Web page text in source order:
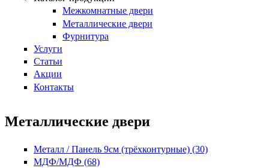
Межкомнатные двери
Металлические двери
Фурнитура
Услуги
Статьи
Акции
Контакты
Металлические двери
Металл / Панель 9см (трёхконтурные) (30)
МДФ/МДФ (68)